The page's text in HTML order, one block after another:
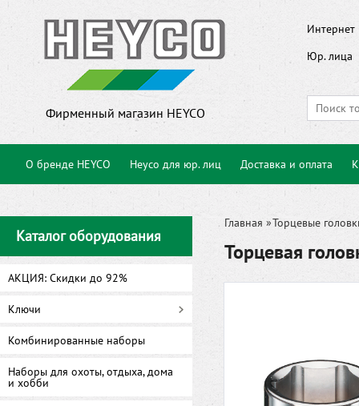
Фирменный магазин HEYCO
Интернет
Юр. лица
О бренде HEYCO Heyco для юр. лиц Доставка и оплата
Каталог оборудования
АКЦИЯ: Скидки до 92%
Ключи
Комбинированные наборы
Наборы для охоты, отдыха, дома
и хобби
Главная »Торцевые
Торцевая